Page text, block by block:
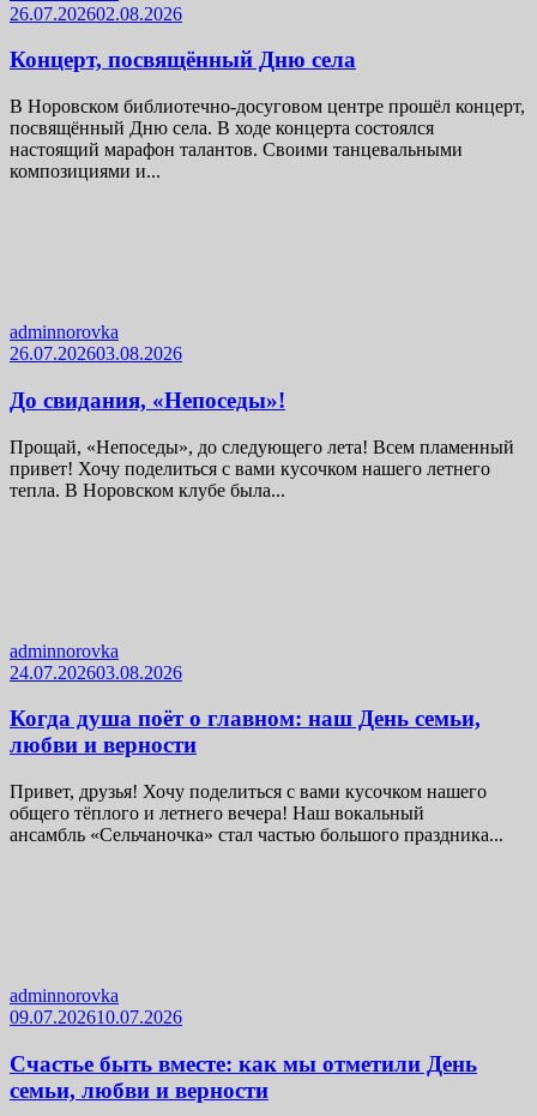
26.07.202602.08.2026
Концерт, посвящённый Дню села
В Норовском библиотечно-досуговом центре прошёл концерт,
посвящённый Дню села. В ходе концерта состоялся
настоящий марафон талантов. Своими танцевальными
композициями и...
adminnorovka
26.07.202603.08.2026
До свидания, «Непоседы»!
Прощай, «Непоседы», до следующего лета! Всем пламенный
привет! Хочу поделиться с вами кусочком нашего летнего
тепла. В Норовском клубе была...
adminnorovka
24.07.202603.08.2026
Когда душа поёт о главном: наш День семьи,
любви и верности
Привет, друзья! Хочу поделиться с вами кусочком нашего
общего тёплого и летнего вечера! Наш вокальный
ансамбль «Сельчаночка» стал частью большого праздника...
adminnorovka
09.07.202610.07.2026
Счастье быть вместе: как мы отметили День
семьи, любви и верности